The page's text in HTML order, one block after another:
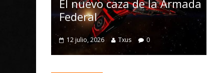
caza de la Armada
mejoras
4 julio, 2026 Txus 0